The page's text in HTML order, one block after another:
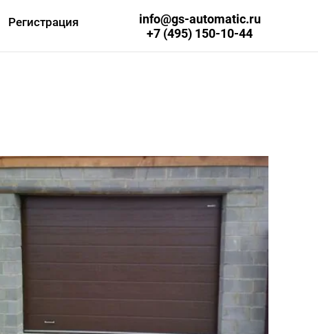
Регистрация
info@gs-automatic.ru
+7 (495) 150-10-44